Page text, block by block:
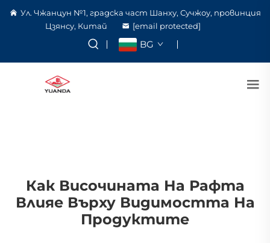
Ул. Чжанцун №1, градска част Шанху, Сучжоу, провинция
Цзянсу, Китай
[email protected]
BG
Как Височината На Рафта
Влияе Върху Видимостта На
Продуктите